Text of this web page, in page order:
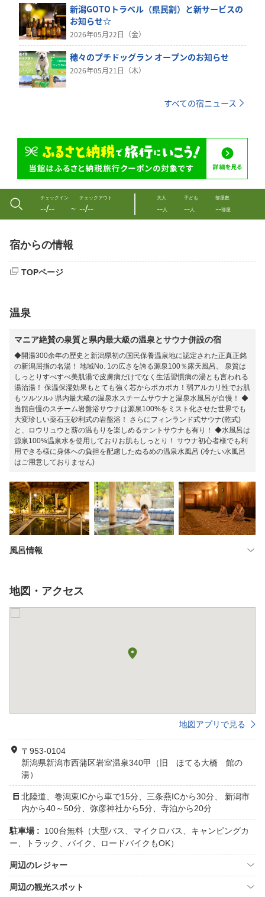
新潟GOTOトラベル（県民割）と新サービスの
お知らせ☆
2026年05月22日（金）
穂々のプチドッグラン オープンのお知らせ
2026年05月21日（木）
すべての宿ニュース
チェックイン
--/-- 〜
チェックアウト
--/--
大人
--人
子ども
--人
部屋数
--部屋
宿からの情報
TOPページ
温泉
マニア絶賛の泉質と県内最大級の温泉とサウナ併設の宿
◆開湯300余年の歴史と新潟県初の国民保養温泉地に認定された正真正銘
の新潟屈指の名湯！ 地域No. 1の広さを誇る源泉100％露天風呂。 泉質は
しっとりすべすべ美肌湯で皮膚病だけでなく生活習慣病の湯とも言われる
湯治湯！ 保温保湿効果もとても強く芯からポカポカ！弱アルカリ性でお肌
もツルツル♪ 県内最大級の温泉水スチームサウナと温泉水風呂が自慢！ ◆
当館自慢のスチーム岩盤浴サウナは源泉100%をミスト化させた世界でも
大変珍しい薬石玉砂利式の岩盤浴！ さらにフィンランド式サウナ(乾式)
と、ロウリュウと薪の温もりを楽しめるテントサウナも有り！ ◆水風呂は
源泉100%温泉水を使用しておりお肌もしっとり！ サウナ初心者様でも利
用できる様に身体への負担を配慮したぬるめの温泉水風呂 (冷たい水風呂
はご用意しておりません)
風呂情報
地図・アクセス
地図アプリで見る
〒953-0104
新潟県新潟市西蒲区岩室温泉340甲（旧 ほてる大橋 館の
湯）
北陸道、巻潟東ICから車で15分、三条燕ICから30分、 新潟市
内から40～50分、弥彦神社から5分、寺泊から20分
駐車場 :
100台無料（大型バス、マイクロバス、キャンピングカ
ー、トラック、バイク、ロードバイクもOK）
周辺のレジャー
周辺の観光スポット